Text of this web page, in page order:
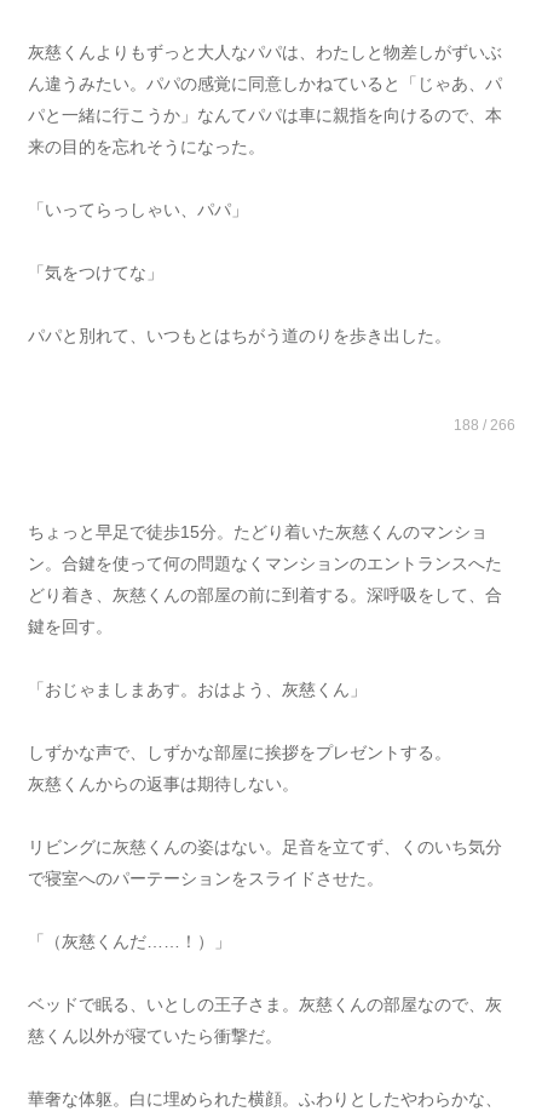
灰慈くんよりもずっと大人なパパは、わたしと物差しがずいぶ
ん違うみたい。パパの感覚に同意しかねていると「じゃあ、パ
パと一緒に行こうか」なんてパパは車に親指を向けるので、本
来の目的を忘れそうになった。
「いってらっしゃい、パパ」
「気をつけてな」
パパと別れて、いつもとはちがう道のりを歩き出した。
188 / 266
ちょっと早足で徒歩15分。たどり着いた灰慈くんのマンショ
ン。合鍵を使って何の問題なくマンションのエントランスへた
どり着き、灰慈くんの部屋の前に到着する。深呼吸をして、合
鍵を回す。
「おじゃましまあす。おはよう、灰慈くん」
しずかな声で、しずかな部屋に挨拶をプレゼントする。
灰慈くんからの返事は期待しない。
リビングに灰慈くんの姿はない。足音を立てず、くのいち気分
で寝室へのパーテーションをスライドさせた。
「（灰慈くんだ……！）」
ベッドで眠る、いとしの王子さま。灰慈くんの部屋なので、灰
慈くん以外が寝ていたら衝撃だ。
華奢な体躯。白に埋められた横顔。ふわりとしたやわらかな、